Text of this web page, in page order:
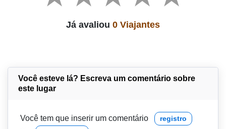
Já avaliou 0 Viajantes
Você esteve lá? Escreva um comentário sobre
este lugar
Você tem que inserir um comentário registro